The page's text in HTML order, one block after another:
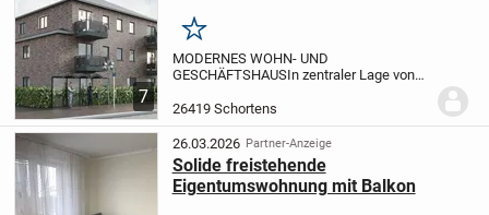
7
Merken
MODERNES WOHN- UND
GESCHÄFTSHAUSIn zentraler Lage von
Wohn- und Geschäftshaus, das
modernes Wohnen und attraktive
Gewerbeflächen optimal vereint. Das
architektoni...
26419 Schortens
26.03.2026 Partner-Anzeige
Solide freistehende
Eigentumswohnung mit Balkon